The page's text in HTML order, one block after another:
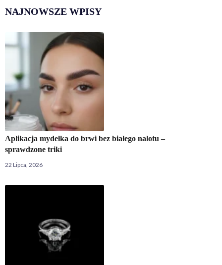
NAJNOWSZE WPISY
Aplikacja mydełka do brwi bez białego nalotu –
sprawdzone triki
22 Lipca, 2026